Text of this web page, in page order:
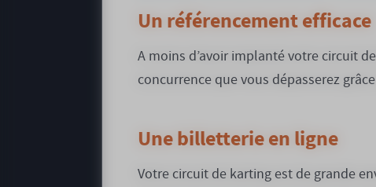
Un référencement efficace
A moins d’avoir implanté votre circuit
concurrence que vous dépasserez
Une billetterie en ligne
Votre circuit de karting est de grande